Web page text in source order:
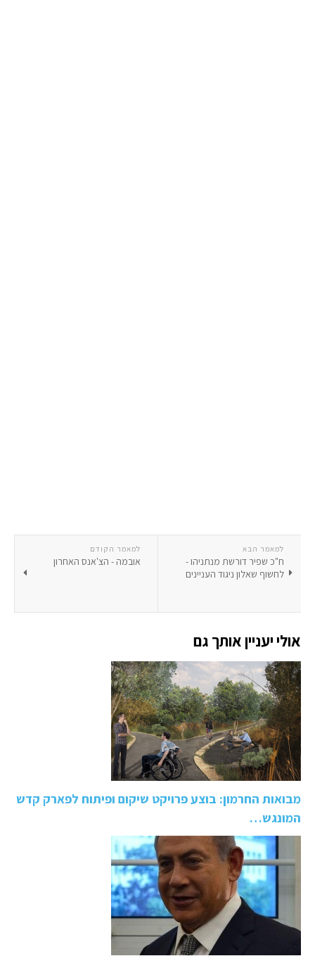
למאמר הקודם
אובמה - הצ'אנס האחרון
למאמר הבא
ח"כ שפיר דורשת מנתניהו -
לחשוף שאלון ניגוד העניינים
אולי יעניין אותך גם
מבואות החרמון: בוצע פרויקט שיקום ופיתוח לפארק קדש
המונגש…